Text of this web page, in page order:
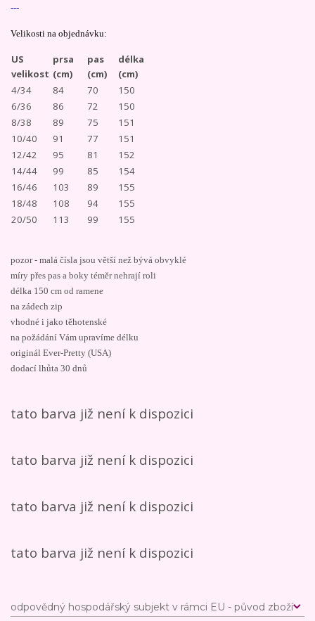
---
Velikosti na objednávku:
US
velikost
prsa
(cm)
pas
(cm)
délka
(cm)
4/34
84 70
150
6/36
86 72
150
8/38
89 75
151
10/40
91 77
151
12/42
95 81
152
14/44
99 85
154
16/46
103 89
155
18/48
108 94
155
20/50
113 99 155
pozor - malá čísla jsou větší než bývá obvyklé
míry přes pas a boky téměr nehrají roli
délka 150 cm od ramene
na zádech zip
vhodné i jako těhotenské
na požádání Vám upravíme délku
originál Ever-Pretty (USA)
dodací lhůta 30 dnů
tato barva již není k dispozici
tato barva již není k dispozici
tato barva již není k dispozici
tato barva již není k dispozici
odpovědný hospodářský subjekt v rámci EU - původ zboží